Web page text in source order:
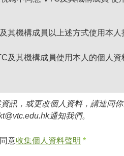
其機構成員以上述方式使用本
及其機構成員使用本人的個人
訊，或更改個人資料，請連同
通知我們。
意收集個人資料聲明 *